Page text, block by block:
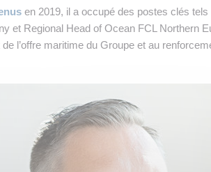
en 2019, il a occupé des postes clés
et Regional Head of Ocean FCL Northern
l’offre maritime du Groupe et au